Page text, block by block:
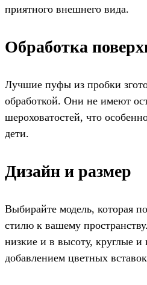
приятного внешнего вида.
Обработка
Лучшие пуфы из пробки
обработкой. Они не имеют
шероховатостей, что
дети.
Дизайн и размер
Выбирайте модель, которая
стилю к вашему
низкие и в высоту, круглые и
добавлением цветных